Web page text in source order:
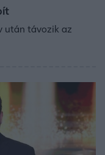
után távozik az